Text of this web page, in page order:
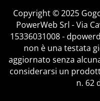
Copyright © 2025
PowerWeb Srl - Via
15336031008 -
non è una testata
aggiornato senza
considerarsi un
n. 62